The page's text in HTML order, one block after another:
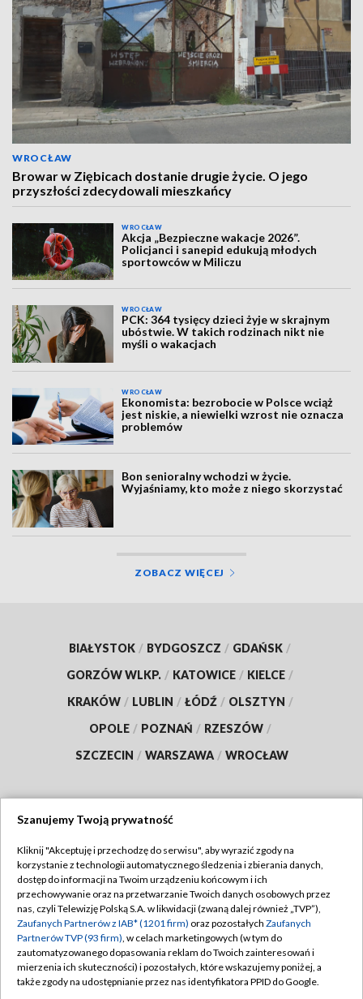
WROCŁAW
Browar w Ziębicach dostanie drugie życie. O jego
przyszłości zdecydowali mieszkańcy
WROCŁAW
Akcja „Bezpieczne wakacje 2026”.
Policjanci i sanepid edukują młodych
sportowców w Miliczu
WROCŁAW
PCK: 364 tysięcy dzieci żyje w skrajnym
ubóstwie. W takich rodzinach nikt nie
myśli o wakacjach
WROCŁAW
Ekonomista: bezrobocie w Polsce wciąż
jest niskie, a niewielki wzrost nie oznacza
problemów
Bon senioralny wchodzi w życie.
Wyjaśniamy, kto może z niego skorzystać
ZOBACZ WIĘCEJ
BIAŁYSTOK / BYDGOSZCZ / GDAŃSK /
GORZÓW WLKP. / KATOWICE / KIELCE /
KRAKÓW / LUBLIN / ŁÓDŹ / OLSZTYN /
OPOLE / POZNAŃ / RZESZÓW /
SZCZECIN / WARSZAWA / WROCŁAW
TVP
Abonament TVP
Emisja w TVP
Centrum informacji TVP
Naziemna Telewizja Cyfrowa
Regulamin TVP
Polityka prywatności
Moje zgody
Pomoc
Szanujemy Twoją prywatność
Kliknij "Akceptuję i przechodzę do serwisu", aby wyrazić zgody na
korzystanie z technologii automatycznego śledzenia i zbierania danych,
dostęp do informacji na Twoim urządzeniu końcowym i ich
przechowywanie oraz na przetwarzanie Twoich danych osobowych przez
nas, czyli Telewizję Polską S.A. w likwidacji (zwaną dalej również „TVP”),
Zaufanych Partnerów z IAB* (1201 firm) oraz pozostałych Zaufanych
Partnerów TVP (93 firm), w celach marketingowych (w tym do
zautomatyzowanego dopasowania reklam do Twoich zainteresowań i
mierzenia ich skuteczności) i pozostałych, które wskazujemy poniżej, a
także zgody na udostępnianie przez nas identyfikatora PPID do Google.